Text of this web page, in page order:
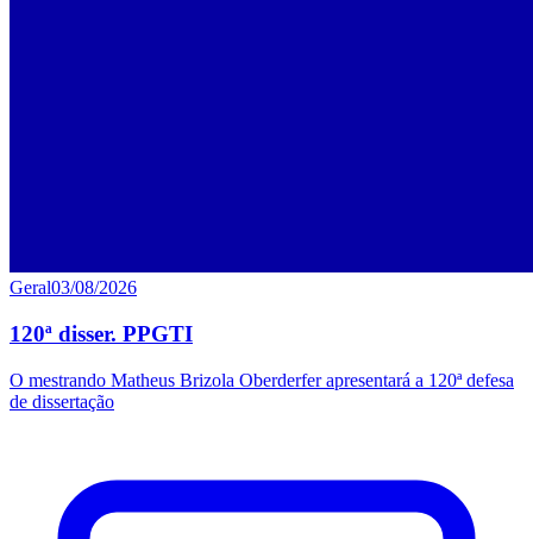
Geral03/08/2026
120ª disser. PPGTI
O mestrando Matheus Brizola Oberderfer apresentará a 120ª defesa
de dissertação